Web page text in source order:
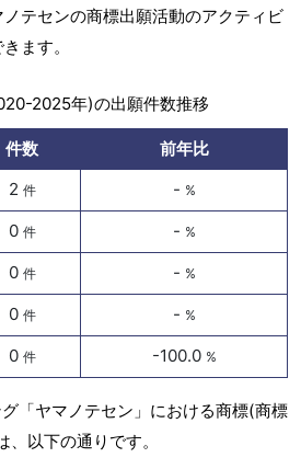
テセンの商標出願活動のアクティビ
ます。
2025年)の出願件数推移
件数
前年比
2 件 - %
0 件 - %
0 件 - %
0 件 - %
0 件 -100.0 %
「ヤマノテセン」における商標(商標
以下の通りです。